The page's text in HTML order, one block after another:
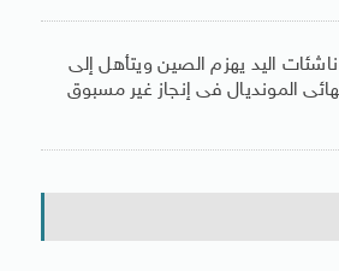
اليد يهزم الصين ويتأهل إلى
المونديال فى إنجاز غير مسبوق